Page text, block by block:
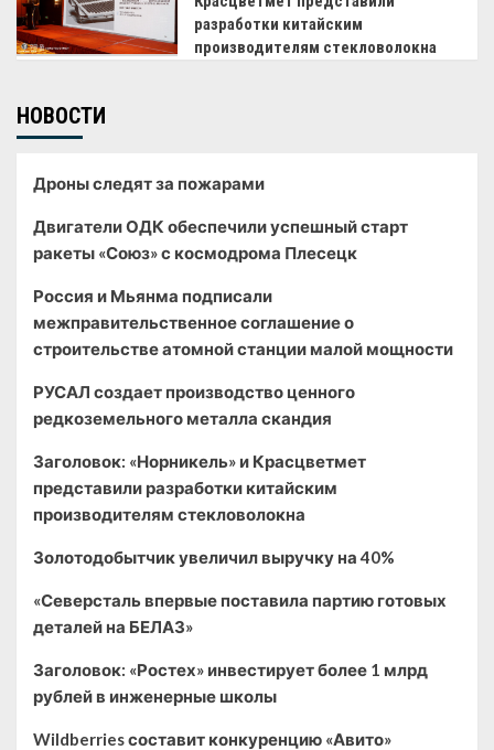
разработки китайским
производителям стекловолокна
НОВОСТИ
Дроны следят за пожарами
Двигатели ОДК обеспечили успешный старт
ракеты «Союз» с космодрома Плесецк
Россия и Мьянма подписали
межправительственное соглашение о
строительстве атомной станции малой мощности
РУСАЛ создает производство ценного
редкоземельного металла скандия
Заголовок: «Норникель» и Красцветмет
представили разработки китайским
производителям стекловолокна
Золотодобытчик увеличил выручку на 40%
«Северсталь впервые поставила партию готовых
деталей на БЕЛАЗ»
Заголовок: «Ростех» инвестирует более 1 млрд
рублей в инженерные школы
Wildberries составит конкуренцию «Авито»